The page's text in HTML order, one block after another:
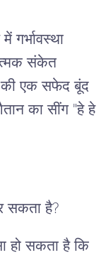
गर्भावस्था
संकेत
की एक सफेद बूंद
का सींग "हे हे
सकता है?
हो सकता है कि